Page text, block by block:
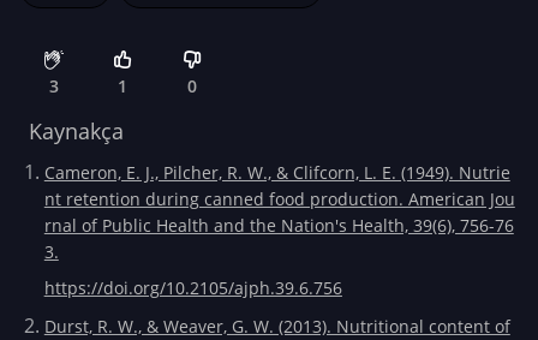
3 1 0
Kaynakça
Cameron, E. J., Pilcher, R. W., & Clifcorn, L. E. (1949). Nutrie
nt retention during canned food production. American Jou
rnal of Public Health and the Nation's Health, 39(6), 756-76
3.
https://doi.org/10.2105/ajph.39.6.756
Durst, R. W., & Weaver, G. W. (2013). Nutritional content of